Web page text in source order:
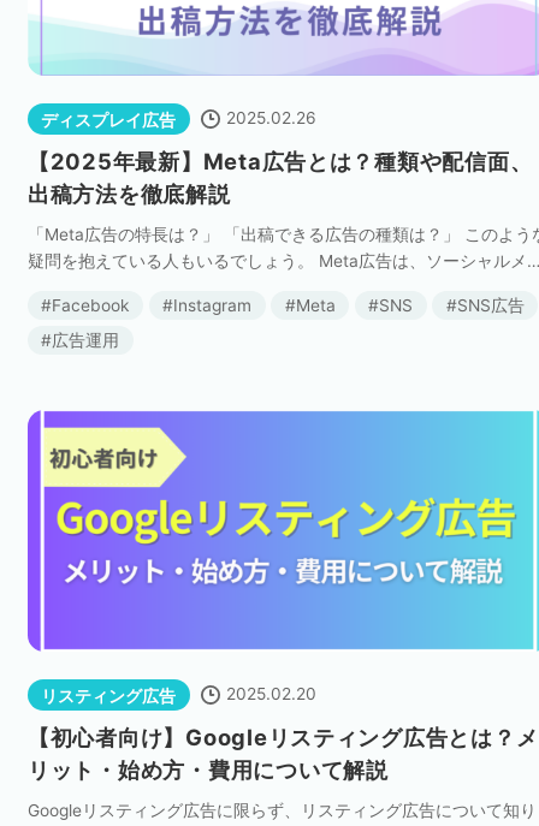
ディスプレイ広告 2025.02.26
【2025年最新】Meta広告とは？種類や配信面、
出稿方法を徹底解説
「Meta広告の特長は？」 「出稿できる広告の種類は？」 このよう
疑問を抱えている人もいるでしょう。 Meta広告は、ソーシャルメ
め、「Instag […]
Facebook Instagram Meta SNS
SNS広告
広告運用
リスティング広告 2025.02.20
【初心者向け】Googleリスティング広告とは？メ
リット・始め方・費用について解説
Googleリスティング広告に限らず、リスティング広告について知り